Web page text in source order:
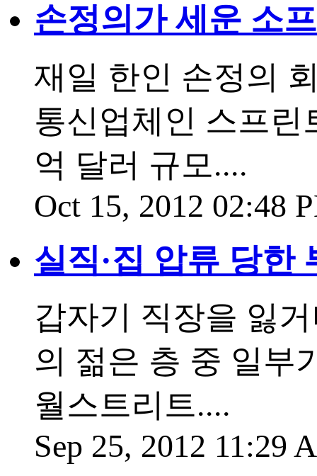
손정의가 세운 소
재일 한인 손정의
통신업체인 스프린
억 달러 규모....
Oct 15, 2012 02:48
실직·집 압류 당한
갑자기 직장을 잃
의 젊은 층 중 일부
월스트리트....
Sep 25, 2012 11:29